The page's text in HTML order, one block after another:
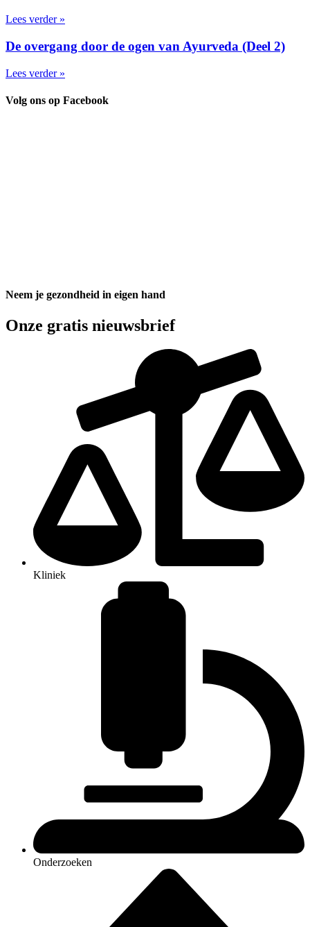
Lees verder »
De overgang door de ogen van Ayurveda (Deel 2)
Lees verder »
Volg ons op Facebook
Neem je gezondheid in eigen hand
Onze gratis nieuwsbrief
Kliniek
Onderzoeken